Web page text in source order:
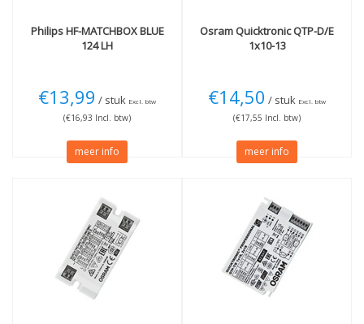
PhilipsHF-MATCHBOX BLUE
124 LH
€13,99 / stuk Excl. btw
(€16,93 Incl. btw)
meer info
Osram Quicktronic QTP-D/E
1x10-13
€14,50 / stuk Excl. btw
(€17,55 Incl. btw)
meer info